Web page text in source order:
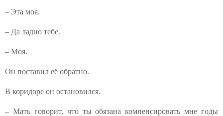
– Эта моя.
– Да ладно тебе.
– Моя.
Он поставил её обратно.
В коридоре он остановился.
– Мать говорит, что ты обязана компенсировать мне годы